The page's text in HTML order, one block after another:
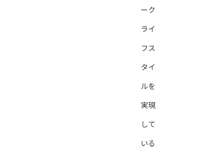
ーク
ライ
フス
タイ
ルを
実現
して
いる